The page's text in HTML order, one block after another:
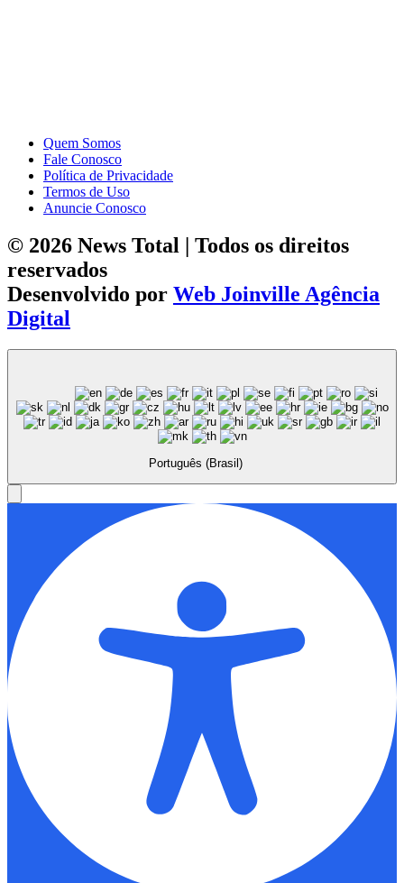
Quem Somos
Fale Conosco
Política de Privacidade
Termos de Uso
Anuncie Conosco
© 2026 News Total | Todos os direitos
reservados
Desenvolvido por Web Joinville Agência
Digital
Português (Brasil)